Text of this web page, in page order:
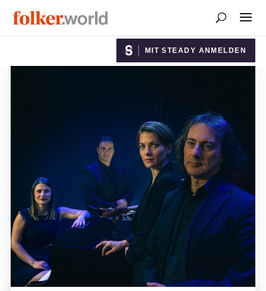
MIT STEADY ANMELDEN